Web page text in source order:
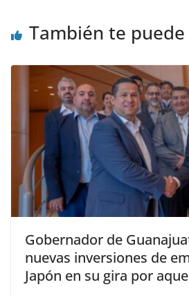
También te
Gobernador de
nuevas inversiones de
Japón en su gira por